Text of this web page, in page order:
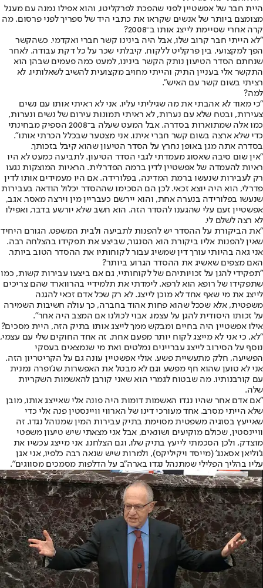
היית חבר של אפשטיין לפני שהפכת לפרקליטו, והוא אפילו נמנה עם מעגל
מצומצם ביותר של אנשים שקראו את כתבי היד של ספריך לפני פרסום. מה
קרה אחרי שסיימת לייצג אותו ב־2008?
"לא הייתי חבר קרוב שלו, אבל היה בינינו קשר חברי ואקדמי. כשהקשר
הפך למקצועי, בין פרקליט ללקוח, קיבלתי שכר על כל דקת עבודה. לאחר
שנחתם הסדר הטיעון נותק הקשר בינינו, למעט כמה פעמים שבהן הוא
התקשר אלי בעניין התיק והייתי מחויב מקצועית להשיב לשאלותיו. לא
רציתי בשום קשר עם האיש".
למה?
"כי מאוד לא אהבתי את מה שגיליתי עליו. אני לא ראיתי אותו עם נשים
צעירות, ובטח שלא עם נערות, לא ראיתי תמונות עירום של נשים ונערות,
כמו אלה שמתוארות בסדרה. אבל המעט שעלה ב־2008 הספיק מבחינתי
כדי שלא ארצה בשום קשר חברי איתו. אני מצטער שבכלל הכרתי אותו".
בסדרה אתה מגן באופן נחרץ על הסדר הטיעון שהוא קיבל בזכותך.
"אין שום סיבה שאסוג מעמדתי לגבי הסדר הטיעון. לתביעה כמעט לא היו
ראיות להעמדה של אפשטיין לדין ברמה הפדרלית. הראיות המוצקות נגעו
רק לעבירות שנעשו ברמת המדינה, בפלורידה. אם היו מעמידים אותו לדין
פדרלי, הוא היה יוצא זכאי. לכן הם הסכימו שההסדר יכלול הודאה בעבירות
שנעשו בפלורידה בנערה אחת, והוא יירשם כעבריין מין וירצה מאסר. אגב,
אפשטיין זעם עלי שהגענו להסדר הזה. הוא חשב שלא יורשע בדבר, ואפילו
לא רצה לשלם לי.
"את הביקורת על ההסדר יש להפנות לתביעה ולבית המשפט. הגורם היחיד
שאין להפנות אליו ביקורת הוא הסנגור, שביצע את תפקידו בהצלחה רבה.
אני גאה בהיותי עורך דין שמשיג עבור לקוחותיו את ההסדר הטוב ביותר.
האם מצפים שאשיג את ההסדר הגרוע ביותר?
"תפקידי להגן על זכויותיהם של לקוחותיי, גם אם ביצעו עבירות קשות, כמו
שתפקידו של רופא הוא לרפא. לימדתי את תלמידיי בהרווארד שהם צריכים
לייצג את מי שאף אחד לא מוכן לייצג. לא רק שכל אדם זכאי להגנה
משפטית, אלא שככל שהוא פחות אהוד בחברה, כך עולה חשיבות השמירה
על זכותו היסודית להגן על עצמו. אבוי לכולנו אם המצב היה אחר".
אילו אפשטיין היה בחיים ומבקש ממך לייצג אותו בתיק הזה, היית מסכים?
"לא, כי אני לא מייצג לקוח יותר מפעם אחת. זה אחד החוקים שלי עם עצמי,
נוסף על הסירוב לייצג עבריינים נמלטים ואת מי שנמצאים בעסקי
הפשיעה, חלק מתעשיית פשע. אולי אפשטיין עונה גם על הקריטריון הזה.
אני לא טוען שהוא חף מפשע וגם לא מבטל את האפשרות שג'ופרה נמנית
עם קורבנותיו. מה שבטוח לגמרי הוא שאני קורבן להאשמות השקריות
שלה.
"אם אדם אחר שהיו נגדו האשמות דומות היה פונה אלי שאייצג אותו, מובן
שלא הייתי מסרב. אחד מעורכי דינו של הארווי וויינסטין פנה אלי כדי
שאייעץ בסוגיה משפטית מסוימת בתיק עבירות המין שמנוהל נגדו. זה
וויינסטין, שכולם מוקיעים ושונאים, אבל אני מצאתי שיש טיעון משפטי
מוצדק, ולכן הסכמתי לייעץ בתיק שלו, וגם הצלחנו. אני מייצג עכשיו את
ג'וליאן אסאנג' (מייסד ויקיליקס), ולמרות שיש שנאה רבה כלפיו, אני אגן
עליו בהליך הפלילי שמתנהל נגדו בארה"ב על הדלפות מסמכים מסווגים".